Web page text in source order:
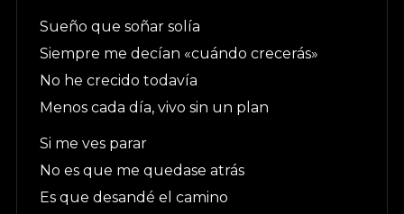
Sueño que soñar solía
Siempre me decían «cuándo crecerás»
No he crecido todavía
Menos cada día, vivo sin un plan
Si me ves parar
No es que me quedase atrás
Es que desandé el camino